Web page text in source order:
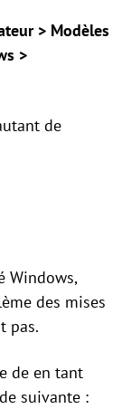
> Modèles
>
de
Windows,
des mises
pas.
de en tant
suivante :